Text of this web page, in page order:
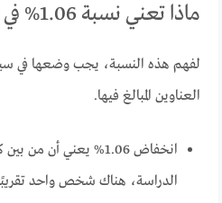
ماذا تعني نسبة 1.06% في الواقع؟
لفهم هذه النسبة، يجب وضعها في
العناوين المبالغ فيها.
الدراسة، هناك شخص واحد